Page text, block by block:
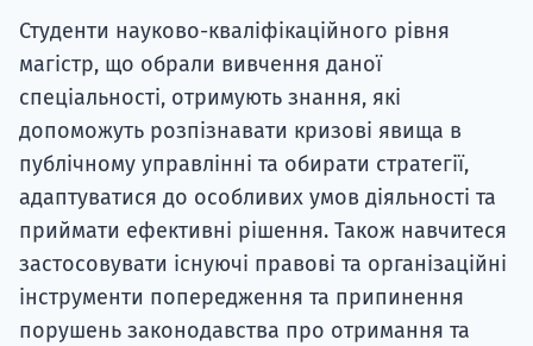
Студенти науково-кваліфікаційного рівня
магістр, що обрали вивчення даної
спеціальності, отримують знання, які
допоможуть розпізнавати кризові явища в
публічному управлінні та обирати стратегії,
адаптуватися до особливих умов діяльності та
приймати ефективні рішення. Також навчитеся
застосовувати існуючі правові та організаційні
інструменти попередження та припинення
порушень законодавства про отримання та